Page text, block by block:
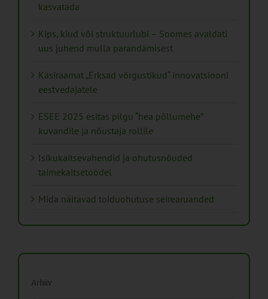
kasvatada
Kips, kiud või struktuurlubi – Soomes avaldati
uus juhend mulla parandamisest
Käsiraamat „Erksad võrgustikud“ innovatsiooni
eestvedajatele
ESEE 2025 esitas pilgu “hea põllumehe”
kuvandile ja nõustaja rollile
Isikukaitsevahendid ja ohutusnõuded
taimekaitsetöödel
Mida näitavad toiduohutuse seirearuanded
Arhiiv